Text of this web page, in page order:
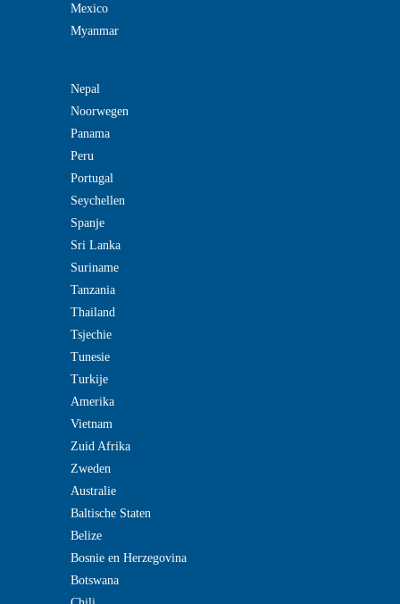
Mexico
Myanmar
Nepal
Noorwegen
Panama
Peru
Portugal
Seychellen
Spanje
Sri Lanka
Suriname
Tanzania
Thailand
Tsjechie
Tunesie
Turkije
Amerika
Vietnam
Zuid Afrika
Zweden
Australie
Baltische Staten
Belize
Bosnie en Herzegovina
Botswana